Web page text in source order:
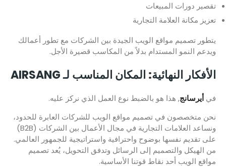
تقصير دورات المبيعات
تعزيز مكانة العلامة التجارية
يتطور تصميم مواقع الويب الجيدة بين الشركات مع تطور أعمالك
ويدعم النمو المستدام بدلاً من المكاسب قصيرة الأجل.
الأفكار النهائية: المكان المناسب لـ AIRSANG
في أيرسانج, هذا هو بالضبط نوع العمل الذي نركز عليه.
نحن متخصصون في تصميم مواقع الويب للشركات العابرة للحدود،
ونساعد العلامات التجارية في مجال الأعمال بين الشركات (B2B)
على تقديم نفسها بوضوح واحترافية واستراتيجية للجمهور العالمي.
من الهيكل والتصميم إلى الرسائل وتدفق التحويل، يُعد تصميم
مواقع الويب أحد نقاط قوتنا الأساسية.